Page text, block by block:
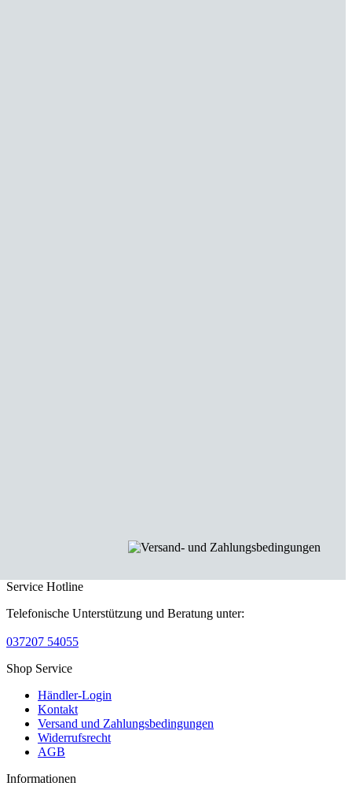
Service Hotline
Telefonische Unterstützung und Beratung unter:
037207 54055
Shop Service
Händler-Login
Kontakt
Versand und Zahlungsbedingungen
Widerrufsrecht
AGB
Informationen